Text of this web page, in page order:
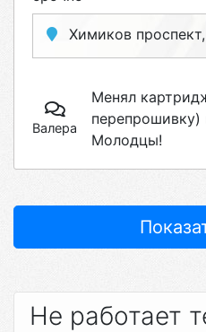
Химиков
Валера
Менял
перепрошивку)
Молодцы!
Не работает